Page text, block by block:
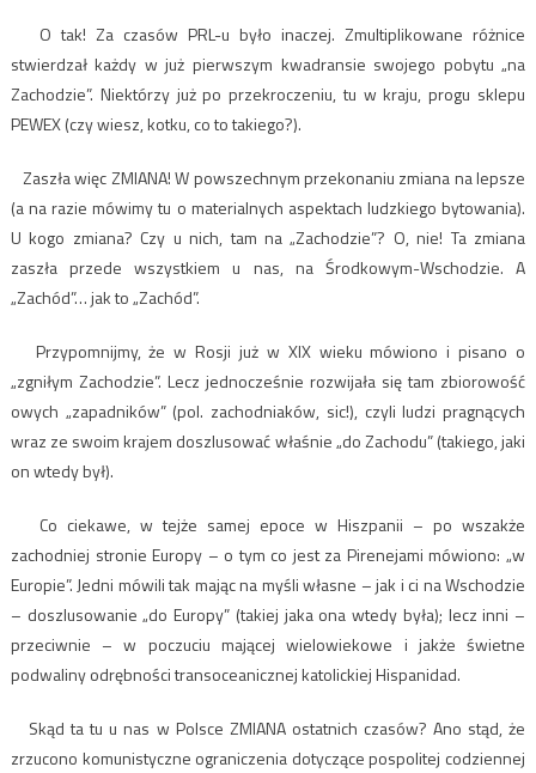
O tak! Za czasów PRL-u było inaczej. Zmultiplikowane różnice
stwierdzał każdy w już pierwszym kwadransie swojego pobytu „na
Zachodzie”. Niektórzy już po przekroczeniu, tu w kraju, progu sklepu
PEWEX (czy wiesz, kotku, co to takiego?).
Zaszła więc ZMIANA! W powszechnym przekonaniu zmiana na lepsze
(a na razie mówimy tu o materialnych aspektach ludzkiego bytowania).
U kogo zmiana? Czy u nich, tam na „Zachodzie”? O, nie! Ta zmiana
zaszła przede wszystkiem u nas, na Środkowym-Wschodzie. A
„Zachód”… jak to „Zachód”.
Przypomnijmy, że w Rosji już w XIX wieku mówiono i pisano o
„zgniłym Zachodzie”. Lecz jednocześnie rozwijała się tam zbiorowość
owych „zapadników” (pol. zachodniaków, sic!), czyli ludzi pragnących
wraz ze swoim krajem doszlusować właśnie „do Zachodu” (takiego, jaki
on wtedy był).
Co ciekawe, w tejże samej epoce w Hiszpanii – po wszakże
zachodniej stronie Europy – o tym co jest za Pirenejami mówiono: „w
Europie”. Jedni mówili tak mając na myśli własne – jak i ci na Wschodzie
– doszlusowanie „do Europy” (takiej jaka ona wtedy była); lecz inni –
przeciwnie – w poczuciu mającej wielowiekowe i jakże świetne
podwaliny odrębności transoceanicznej katolickiej Hispanidad.
Skąd ta tu u nas w Polsce ZMIANA ostatnich czasów? Ano stąd, że
zrzucono komunistyczne ograniczenia dotyczące pospolitej codziennej